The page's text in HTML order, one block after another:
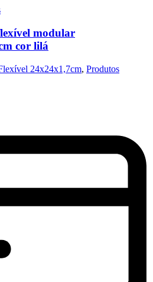
modular
cor lilá
24x24x1,7cm, Produtos